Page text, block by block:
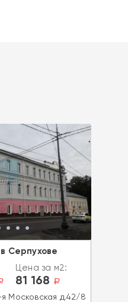
Серпухове
Цена за м2:
81 168 a
Московская д.42/8